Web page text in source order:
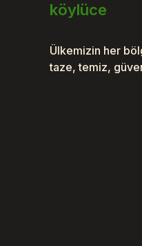
köylüce
Ülkemizin her
taze, temiz,